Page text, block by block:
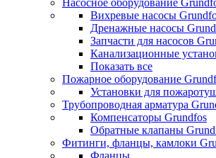
Насосное оборудование
Вихревые насосы
Дренажные насосы
Запчасти для насосов
Канализационные
Показать все
Пожарное оборудование
Установки для
Трубопроводная арматура
Компенсаторы Grundfos
Обратные клапаны
Фитинги, фланцы, камлоки
Фланцы